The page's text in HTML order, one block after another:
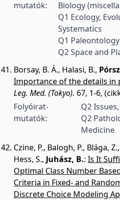
mutatók:
Biology
Q1 Ecology,
Systematics
Q1 Paleontology
Q2 Space and
Borsay, B. Á., Halasi, B.,
Importance of the details in
Leg. Med. (Tokyo). 67, 1-6,
Folyóirat-
mutatók:
Q2
Q2
Medicine
Czine, P., Balogh, P., Blága, Z.,
Hess, S., Juhász, B.: Is It
Optimal Class Number
Criteria in Fixed- and
Discrete Choice Modeling